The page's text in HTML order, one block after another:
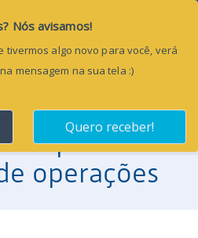
envio
para
operações